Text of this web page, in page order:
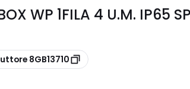
WP 1FILA 4 U.M. IP65
8GB13710